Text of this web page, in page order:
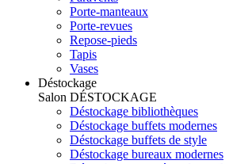
Porte-manteaux
Porte-revues
Repose-pieds
Tapis
Vases
Déstockage
Salon DÉSTOCKAGE
Déstockage bibliothèques
Déstockage buffets modernes
Déstockage buffets de style
Déstockage bureaux modernes